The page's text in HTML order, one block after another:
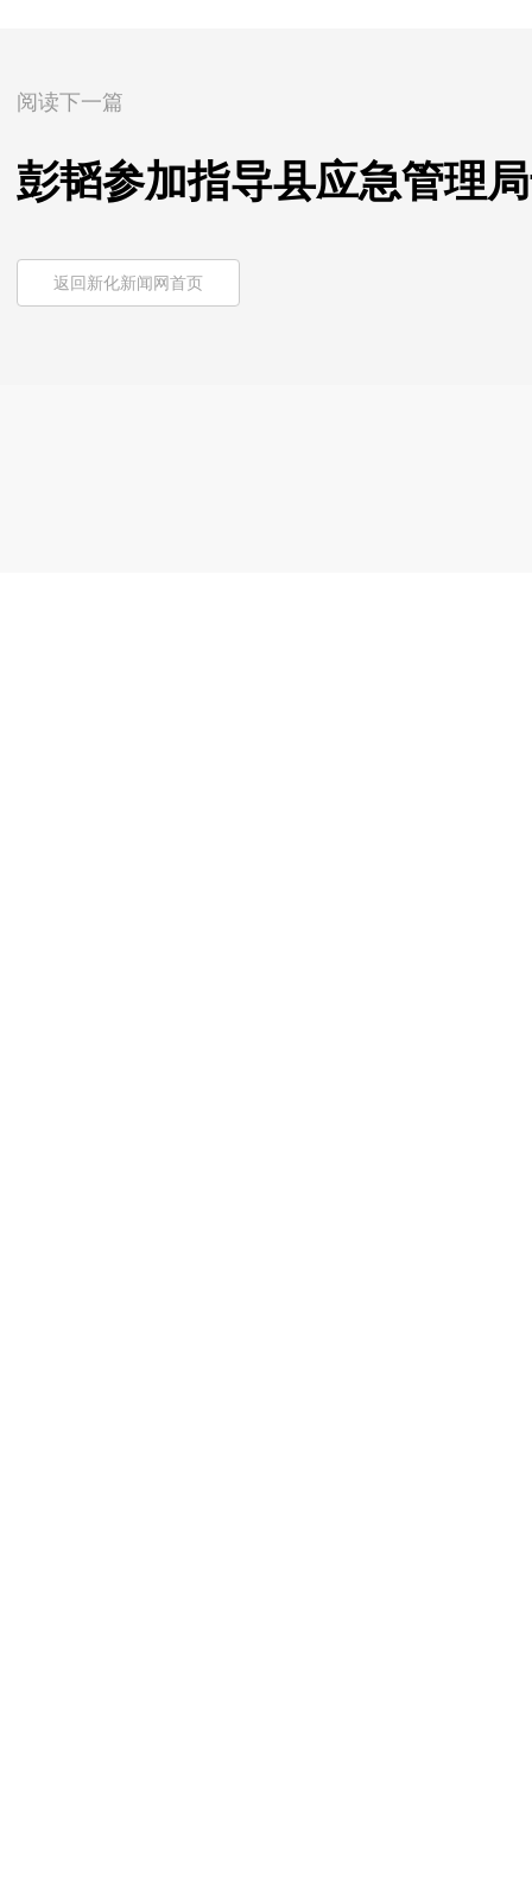
阅读下一篇
彭韬参加指导县应急管理
返回新化新闻网首页